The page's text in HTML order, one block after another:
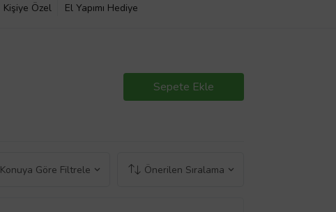
Kişiye Özel El Yapımı Hediye
Sepete Ekle
Konuya Göre Filtrele Önerilen Sıralama